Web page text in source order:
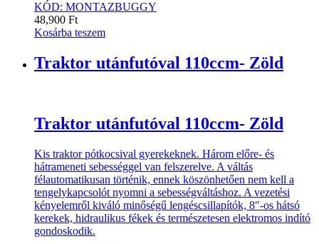
KÓD: MONTAZBUGGY
48,900 Ft
Kosárba teszem
Traktor utánfutóval 110ccm- Zöld
Traktor utánfutóval 110ccm- Zöld
Kis traktor pótkocsival gyerekeknek. Három előre- és
hátrameneti sebességgel van felszerelve. A váltás
félautomatikusan történik, ennek köszönhetően nem kell a
tengelykapcsolót nyomni a sebességváltáshoz. A vezetési
kényelemről kiváló minőségű lengéscsillapítók, 8″-os hátsó
kerekek, hidraulikus fékek és természetesen elektromos indító
gondoskodik.